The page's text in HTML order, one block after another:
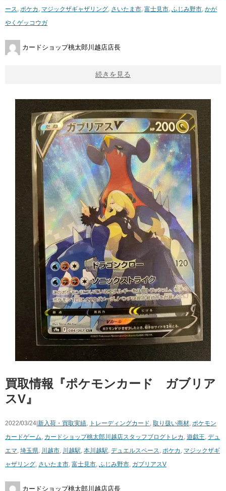
ース, ポケカ , マジックザギャザリング, さいたま市, 富士見市, ふじみ野市, かが
やくゲッコウガ
カードショップ桃太郎川越店店長
続きを見る
買取情報『ポケモンカード ガブリア
スV』
2022/03/24|新入荷・買取実績 トレーディングカード 取り扱い商材 ポケモン
カードゲーム カードショップ桃太郎川越店スタッフブログ トレカ 遊戯王 デュ
エマ 埼玉県 川越市 川越駅 本川越駅 デュエルスペース ポケカ
マジックザギ
ャザリング さいたま市 富士見市 ふじみ野市 ガブリアスV
カードショップ桃太郎川越店店長